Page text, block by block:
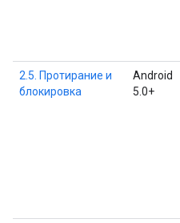
2.5. Протирание и
блокировка
Android
5.0+